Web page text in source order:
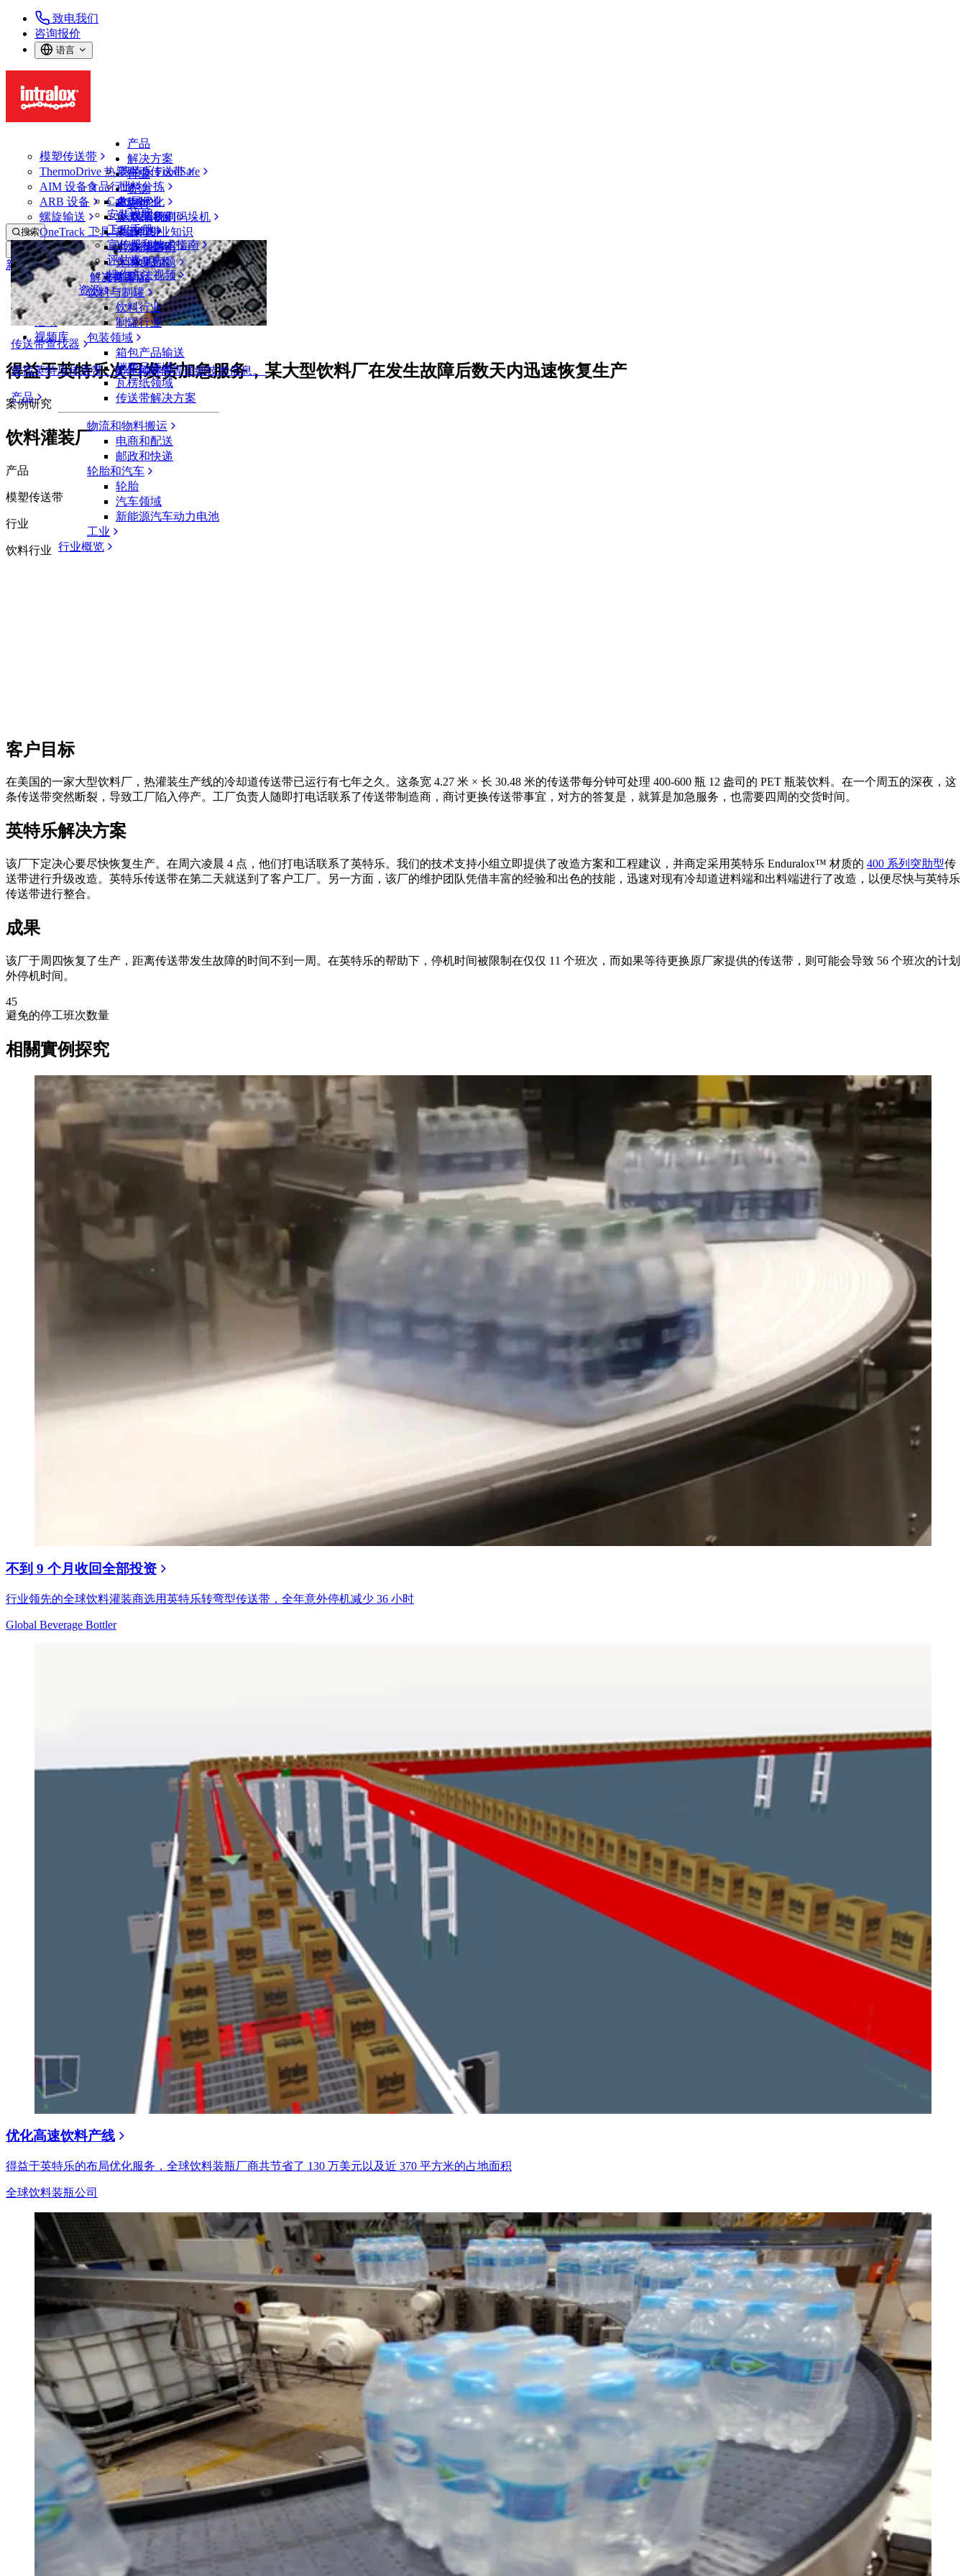
致电我们
咨询报价
语言
产品
模塑传送带
ThermoDrive 热塑驱动传送带
AIM 设备
ARB 设备
螺旋输送
OneTrack 工具与组件
传送带查找器
查找英特乐传送带、部件和附件等详细技术信息。
产品
解决方案
英特乐 FoodSafe
批料分拣
布局优化
从包装机到码垛机
专业知识
服务
技术
解决方案
行业
食品行业
禽肉行业
鱼类和海鲜
果蔬行业
烘焙行业
休闲食品
乳制品
饮料与制罐
饮料行业
制罐行业
包装领域
箱包产品输送
消费品领域
瓦楞纸领域
传送带解决方案
物流和物料搬运
电商和配送
邮政和快递
轮胎和汽车
轮胎
汽车领域
新能源汽车动力电池
工业
行业概览
资源
CalcLab
安装说明
工程手册
宣传册和技术指南
评估表
操作方法视频
资源
支持
联系我们
保证
政策声明
常见问题
支持
搜索
打开菜单
新闻&媒体
新闻与见解
案例研究
活动
视频库
得益于英特乐次日发货加急服务，某大型饮料厂在发生故障后数天内迅速恢复生产
案例研究
饮料灌装厂
产品
模塑传送带
行业
饮料行业
客户目标
在美国的一家大型饮料厂，热灌装生产线的冷却道传送带已运行有七年之久。这条宽 4.27 米 × 长 30.48 米的传送带每分钟可处理 400-600 瓶 12 盎司的 PET 瓶装饮料。在一个周五的深夜，这
条传送带突然断裂，导致工厂陷入停产。工厂负责人随即打电话联系了传送带制造商，商讨更换传送带事宜，对方的答复是，就算是加急服务，也需要四周的交货时间。
英特乐解决方案
该厂下定决心要尽快恢复生产。在周六凌晨 4 点，他们打电话联系了英特乐。我们的技术支持小组立即提供了改造方案和工程建议，并商定采用英特乐 Enduralox™ 材质的 400 系列突肋型传
送带进行升级改造。英特乐传送带在第二天就送到了客户工厂。另一方面，该厂的维护团队凭借丰富的经验和出色的技能，迅速对现有冷却道进料端和出料端进行了改造，以便尽快与英特乐
传送带进行整合。
成果
该厂于周四恢复了生产，距离传送带发生故障的时间不到一周。在英特乐的帮助下，停机时间被限制在仅仅 11 个班次，而如果等待更换原厂家提供的传送带，则可能会导致 56 个班次的计划
外停机时间。
45
避免的停工班次数量
相關實例探究
不到 9 个月收回全部投资
行业领先的全球饮料灌装商选用英特乐转弯型传送带，全年意外停机减少 36 小时
Global Beverage Bottler
优化高速饮料产线
得益于英特乐的布局优化服务，全球饮料装瓶厂商共节省了 130 万美元以及近 370 平方米的占地面积
全球饮料装瓶公司